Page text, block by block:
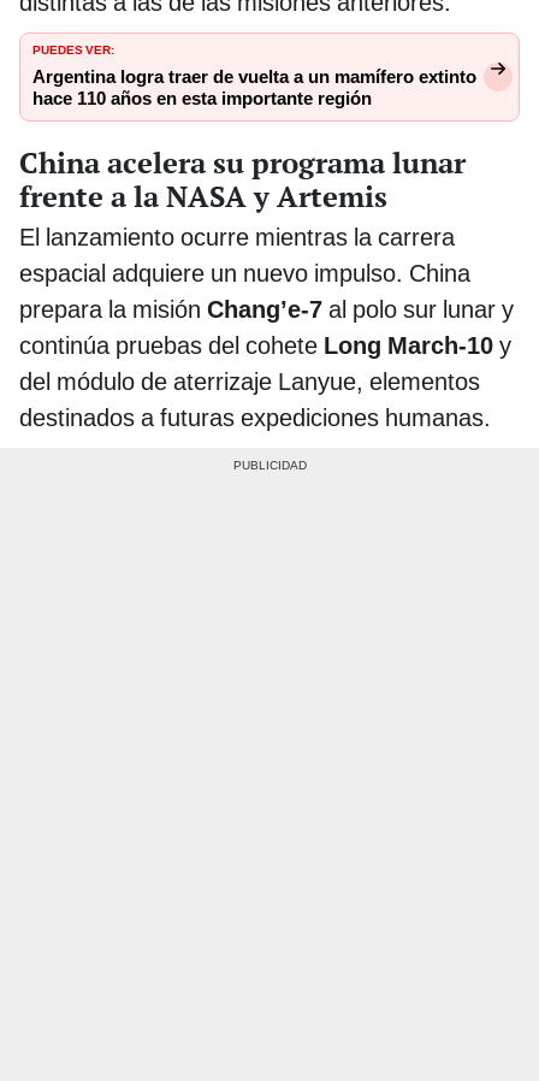
PUEDES VER:
Argentina logra traer de vuelta a un mamífero extinto
hace 110 años en esta importante región
China acelera su programa lunar
frente a la NASA y Artemis
El lanzamiento ocurre mientras la carrera
espacial adquiere un nuevo impulso. China
prepara la misión Chang’e-7 al polo sur lunar y
continúa pruebas del cohete Long March-10 y
del módulo de aterrizaje Lanyue, elementos
destinados a futuras expediciones humanas.